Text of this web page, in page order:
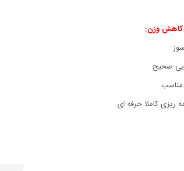
کاهش وزن:
صحیح
مناسب
ریزی کاملا حرفه ای